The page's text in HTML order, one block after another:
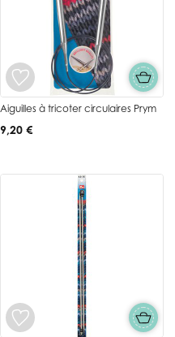
Aiguilles à tricoter circulaires Prym
9,20 €